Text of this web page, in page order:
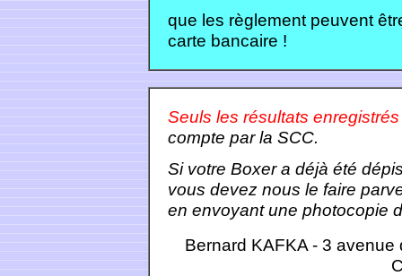
que les règlement peuvent
carte bancaire !
Seuls les résultats
compte par la SCC.
Si votre Boxer a déjà été
vous devez nous le faire
en envoyant une photocopie
Bernard KAFKA - 3